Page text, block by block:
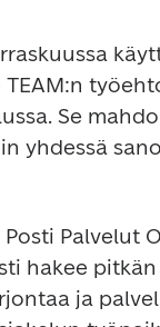
Se
yhdessä
Palvelut
hakee
ja